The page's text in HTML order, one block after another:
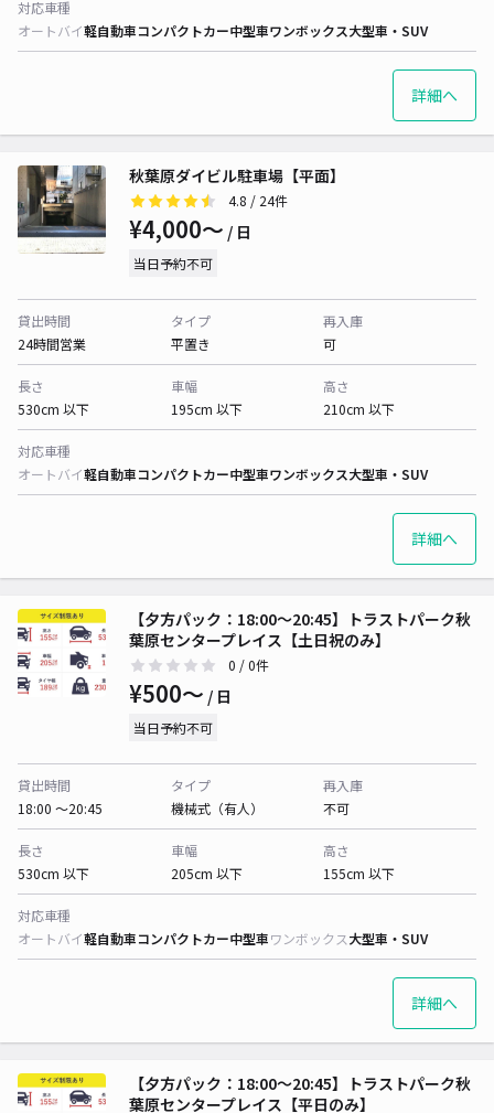
対応車種
オートバイ軽自動車コンパクトカー中型車ワンボックス大型車・SUV
詳細へ
秋葉原ダイビル駐車場【平面】
4.8 / 24件
¥4,000〜 / 日
当日予約不可
貸出時間
24時間営業
タイプ
平置き
再入庫
可
長さ
530cm 以下
車幅
195cm 以下
高さ
210cm 以下
対応車種
オートバイ軽自動車コンパクトカー中型車ワンボックス大型車・SUV
詳細へ
【夕方パック：18:00〜20:45】トラストパーク秋
葉原センタープレイス【土日祝のみ】
0 / 0件
¥500〜 / 日
当日予約不可
貸出時間
18:00 〜20:45
タイプ
機械式（有人）
再入庫
不可
長さ
530cm 以下
車幅
205cm 以下
高さ
155cm 以下
対応車種
オートバイ軽自動車コンパクトカー中型車ワンボックス大型車・SUV
詳細へ
【夕方パック：18:00〜20:45】トラストパーク秋
葉原センタープレイス【平日のみ】